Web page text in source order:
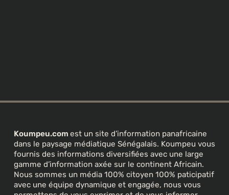
Koumpeu.com est un site d’information panafricaine
dans le paysage médiatique Sénégalais. Koumpeu vous
fournis des informations diversifiées avec une large
gamme d’information axée sur le continent Africain.
Nous sommes un média 100% citoyen 100% paticipatif
avec une équipe dynamique et engagée, nous vous